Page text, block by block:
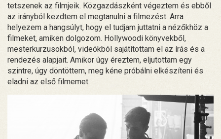
tetszenek az filmjeik. Közgazdászként végeztem és ebből
az irányból kezdtem el megtanulni a filmezést. Arra
helyezem a hangsúlyt, hogy el tudjam juttatni a nézőkhöz a
filmeket, amiken dolgozom. Hollywoodi könyvekből,
mesterkurzusokból, videókból sajátítottam el az írás és a
rendezés alapjait. Amikor úgy éreztem, eljutottam egy
szintre, úgy döntöttem, meg kéne próbálni elkészíteni és
eladni az első filmemet.